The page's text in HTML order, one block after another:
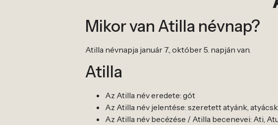
Mikor van Atilla névnap?
Atilla névnapja január 7., október 5. napján van.
Atilla
Az Atilla név eredete: gót
Az Atilla név jelentése: szeretett atyánk,
Az Atilla név becézése / Atilla becenevei: Ati,